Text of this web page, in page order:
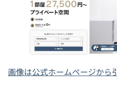
画像は公式ホームページから